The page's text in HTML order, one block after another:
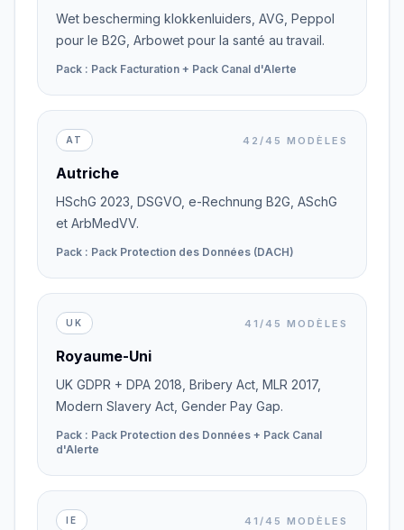
Wet bescherming klokkenluiders, AVG, Peppol
pour le B2G, Arbowet pour la santé au travail.
Pack : Pack Facturation + Pack Canal d'Alerte
AT 42/45 MODÈLES
Autriche
HSchG 2023, DSGVO, e-Rechnung B2G, ASchG
et ArbMedVV.
Pack : Pack Protection des Données (DACH)
UK 41/45 MODÈLES
Royaume-Uni
UK GDPR + DPA 2018, Bribery Act, MLR 2017,
Modern Slavery Act, Gender Pay Gap.
Pack : Pack Protection des Données + Pack Canal
d'Alerte
IE 41/45 MODÈLES